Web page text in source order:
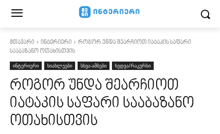
მთავარი ინტერიერი
როგორ უნდა შეარჩიოთ იატაკის საფარი
სააბაზანო ოთახისთვის
ინტერიერი სიახლეები სხვა-ამბები ხედვა/რაკურსი
როგორ უნდა შეარჩიოთ
იატაკის საფარი სააბაზანო
ოთახისთვის